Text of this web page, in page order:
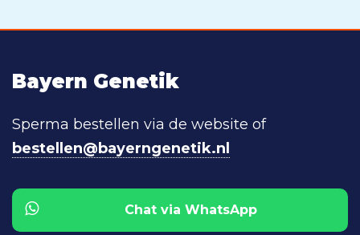
Bayern Genetik
Sperma bestellen via de website of
bestellen@bayerngenetik.nl
Chat via WhatsApp